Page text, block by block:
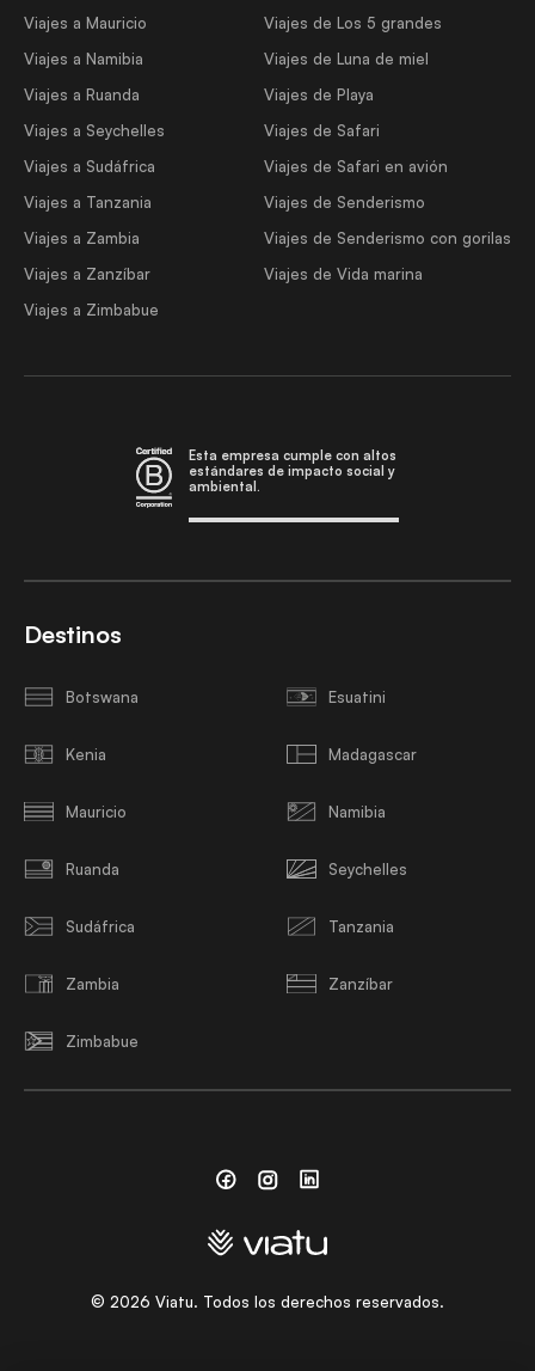
Viajes a Mauricio
Viajes a Namibia
Viajes a Ruanda
Viajes a Seychelles
Viajes a Sudáfrica
Viajes a Tanzania
Viajes a Zambia
Viajes a Zanzíbar
Viajes a Zimbabue
Viajes de Los 5 grandes
Viajes de Luna de miel
Viajes de Playa
Viajes de Safari
Viajes de Safari en avión
Viajes de Senderismo
Viajes de Senderismo con gorilas
Viajes de Vida marina
Esta empresa cumple con altos
estándares de impacto social y
ambiental.
Destinos
Botswana Esuatini
Kenia Madagascar
Mauricio Namibia
Ruanda Seychelles
Sudáfrica Tanzania
Zambia Zanzíbar
Zimbabue
© 2026 Viatu. Todos los derechos reservados.
FacebookInstagramLinkedin